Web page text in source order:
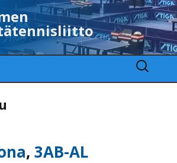
Haku:
,3AB-AL